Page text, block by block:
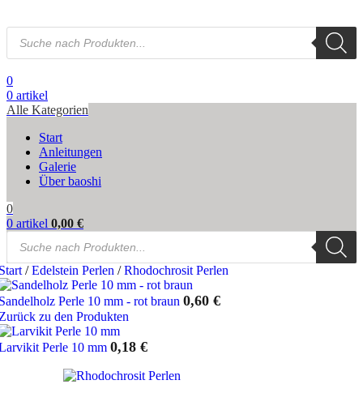
Products
search
0
0 artikel
Alle Kategorien
Start
Anleitungen
Galerie
Über baoshi
0
0 artikel 0,00 €
Products
search
/ Edelstein Perlen / Rhodochrosit Perlen
Perle 10 mm - rot braun 0,60 €
zu den Produkten
Perle 10 mm 0,18 €